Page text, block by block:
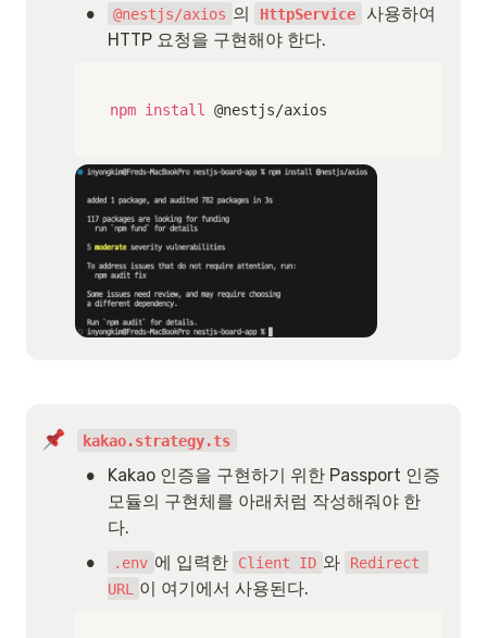
• @nestjs/axios 의 HttpService
사용하여
HTTP 요청을 구현해야 한다.
npm install @nestjs/axios
kakao.strategy.ts
•
Kakao 인증을 구현하기 위한 Passport 인증
모듈의 구현체를 아래처럼 작성해줘야 한
다.
• .env 에 입력한 Client ID 와
Redirect
URL
이 여기에서 사용된다.